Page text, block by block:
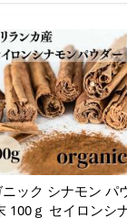
ック シナモン パ
100ｇ セイロンシ